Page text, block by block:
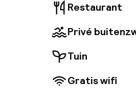
Restaurant
Privé
Tuin
Gratis wifi